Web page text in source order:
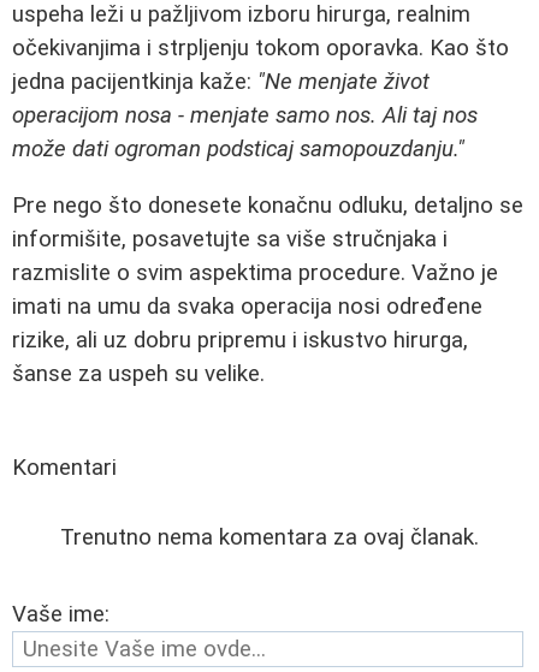
uspeha leži u pažljivom izboru hirurga, realnim
očekivanjima i strpljenju tokom oporavka. Kao što
jedna pacijentkinja kaže: "Ne menjate život
operacijom nosa - menjate samo nos. Ali taj nos
može dati ogroman podsticaj samopouzdanju."
Pre nego što donesete konačnu odluku, detaljno se
informišite, posavetujte sa više stručnjaka i
razmislite o svim aspektima procedure. Važno je
imati na umu da svaka operacija nosi određene
rizike, ali uz dobru pripremu i iskustvo hirurga,
šanse za uspeh su velike.
Komentari
Trenutno nema komentara za ovaj članak.
Vaše ime: